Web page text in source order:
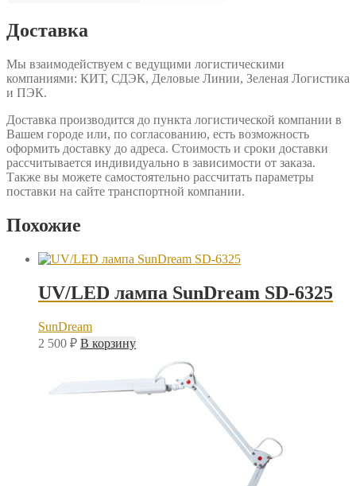
Доставка
Мы взаимодействуем с ведущими логистическими
компаниями: КИТ, СДЭК, Деловые Линии, Зеленая Логистика
и ПЭК.
Доставка производится до пункта логистической компании в
Вашем городе или, по согласованию, есть возможность
оформить доставку до адреса. Стоимость и сроки доставки
рассчитывается индивидуально в зависимости от заказа.
Также вы можете самостоятельно рассчитать параметры
поставки на сайте транспортной компании.
Похожие
UV/LED лампа SunDream SD-6325
SunDream
2 500 ₽ В корзину